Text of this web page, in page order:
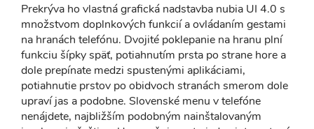
Prekrýva ho vlastná grafická nadstavba nubia UI 4.0 s
množstvom doplnkových funkcií a ovládaním gestami
na hranách telefónu. Dvojité poklepanie na hranu plní
funkciu šípky späť, potiahnutím prsta po strane hore a
dole prepínate medzi spustenými aplikáciami,
potiahnutie prstov po obidvoch stranách smerom dole
upraví jas a podobne. Slovenské menu v telefóne
nenájdete, najbližším podobným nainštalovaným